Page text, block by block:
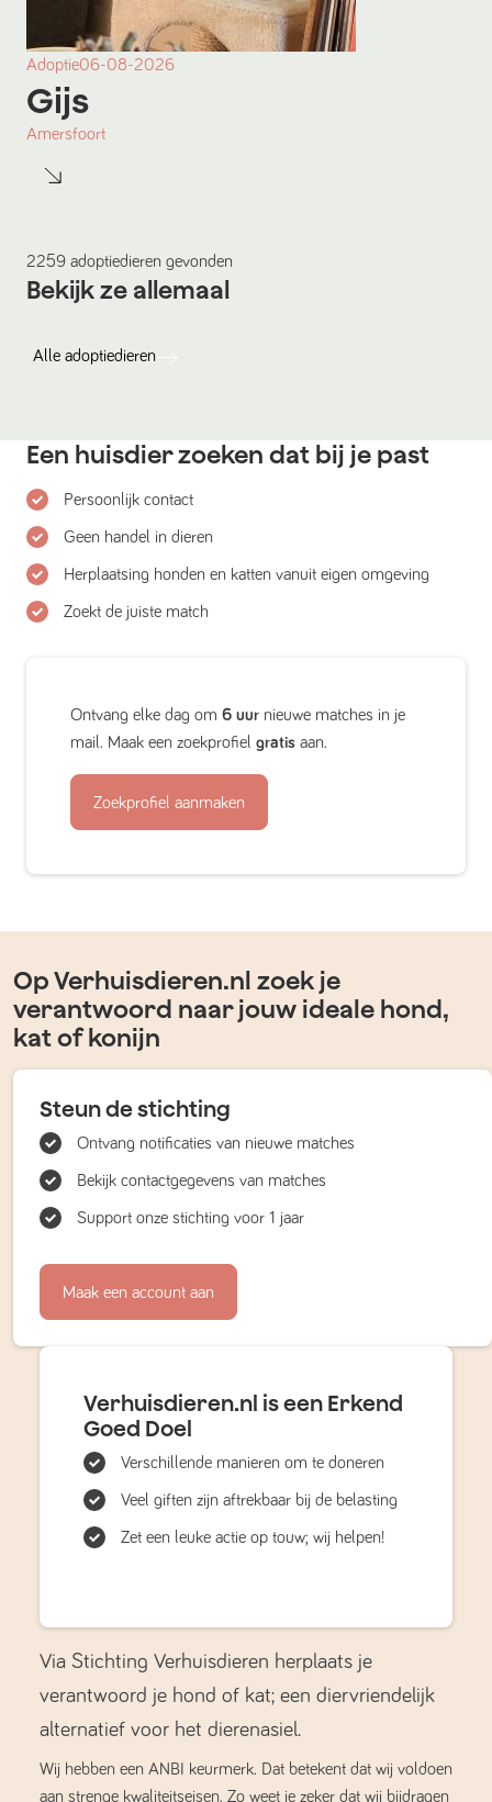
Adoptie06-08-2026
Gijs
Amersfoort
2259 adoptiedieren gevonden
Bekijk ze allemaal
Alle adoptiedieren
Een huisdier zoeken dat bij je past
Persoonlijk contact
Geen handel in dieren
Herplaatsing honden en katten vanuit eigen omgeving
Zoekt de juiste match
Ontvang elke dag om 6 uur nieuwe matches in je
mail. Maak een zoekprofiel gratis aan.
Zoekprofiel aanmaken
Op Verhuisdieren.nl zoek je
verantwoord naar jouw ideale hond,
kat of konijn
Steun de stichting
Ontvang notificaties van nieuwe matches
Bekijk contactgegevens van matches
Support onze stichting voor 1 jaar
Maak een account aan
Verhuisdieren.nl is een Erkend
Goed Doel
Verschillende manieren om te doneren
Veel giften zijn aftrekbaar bij de belasting
Zet een leuke actie op touw; wij helpen!
Via Stichting Verhuisdieren herplaats je
verantwoord je hond of kat; een diervriendelijk
alternatief voor het dierenasiel.
Wij hebben een ANBI keurmerk. Dat betekent dat wij voldoen
aan strenge kwaliteitseisen. Zo weet je zeker dat wij bijdragen